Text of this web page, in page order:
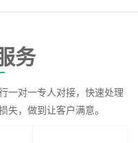
务
一对一专人对接，快速处理
失，做到让客户满意。